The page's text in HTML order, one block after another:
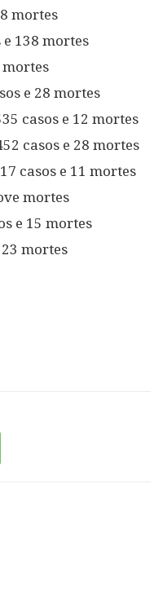
mortes
138 mortes
mortes
e 28 mortes
casos e 12 mortes
casos e 28 mortes
casos e 11 mortes
mortes
e 15 mortes
mortes